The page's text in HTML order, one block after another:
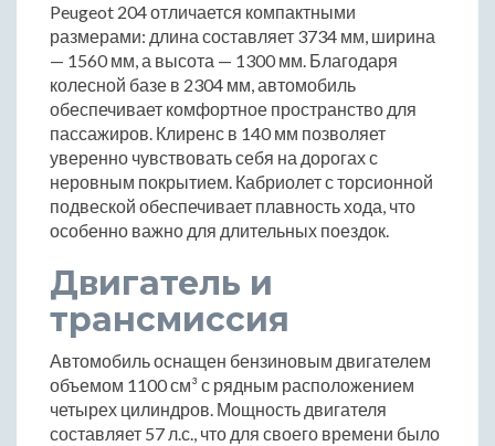
Peugeot 204 отличается компактными
размерами: длина составляет 3734 мм, ширина
— 1560 мм, а высота — 1300 мм. Благодаря
колесной базе в 2304 мм, автомобиль
обеспечивает комфортное пространство для
пассажиров. Клиренс в 140 мм позволяет
уверенно чувствовать себя на дорогах с
неровным покрытием. Кабриолет с торсионной
подвеской обеспечивает плавность хода, что
особенно важно для длительных поездок.
Двигатель и
трансмиссия
Автомобиль оснащен бензиновым двигателем
объемом 1100 см³ с рядным расположением
четырех цилиндров. Мощность двигателя
составляет 57 л.с., что для своего времени было